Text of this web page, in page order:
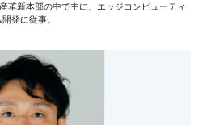
革新本部の中で主に、エッジコンピューティ
発に従事。